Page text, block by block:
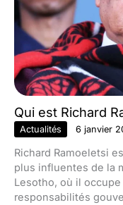
Qui est Richard
Actualités 6 janvier
Richard Ramoeletsi
plus influentes de la
Lesotho, où il
responsabilités